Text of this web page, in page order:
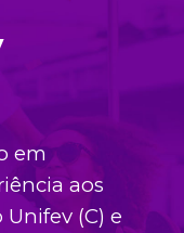
em
aos
(C) e